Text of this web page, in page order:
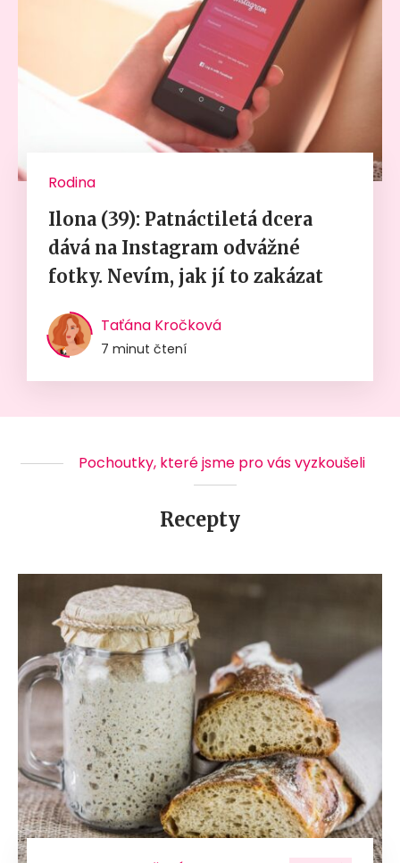
Rodina
Ilona (39): Patnáctiletá dcera
dává na Instagram odvážné
fotky. Nevím, jak jí to zakázat
Taťána Kročková
7 minut čtení
Pochoutky, které jsme pro vás vyzkoušeli
Recepty